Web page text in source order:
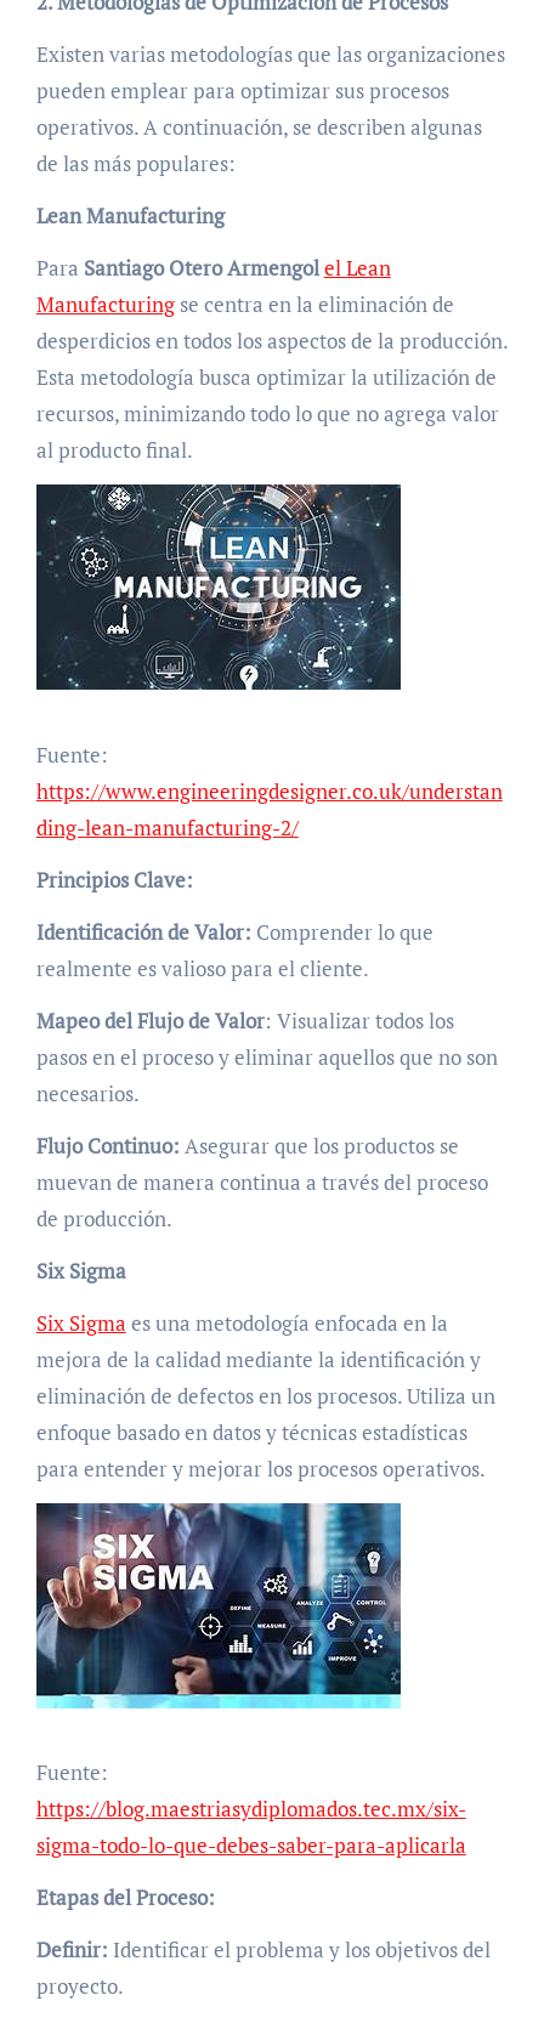
Existen varias metodologías que las organizaciones
pueden emplear para optimizar sus procesos
operativos. A continuación, se describen algunas
de las más populares:
Lean Manufacturing
Para Santiago Otero Armengolel Lean
Manufacturingse centra en la eliminación de
desperdicios en todos los aspectos de la producción.
Esta metodología busca optimizar la utilización de
recursos, minimizando todo lo que no agrega valor
al producto final.
Fuente:
https://www.engineeringdesigner.co.uk/understan
ding-lean-manufacturing-2/
Principios Clave:
Identificación de Valor: Comprender lo que
realmente es valioso para el cliente.
Mapeo del Flujo de Valor: Visualizar todos los
pasos en el proceso y eliminar aquellos que no son
necesarios.
Flujo Continuo: Asegurar que los productos se
muevan de manera continua a través del proceso
de producción.
Six Sigma
Six Sigma es una metodología enfocada en la
mejora de la calidad mediante la identificación y
eliminación de defectos en los procesos. Utiliza un
enfoque basado en datos y técnicas estadísticas
para entender y mejorar los procesos operativos.
Fuente:
https://blog.maestriasydiplomados.tec.mx/six-
sigma-todo-lo-que-debes-saber-para-aplicarla
Etapas del Proceso:
Definir: Identificar el problema y los objetivos del
proyecto.